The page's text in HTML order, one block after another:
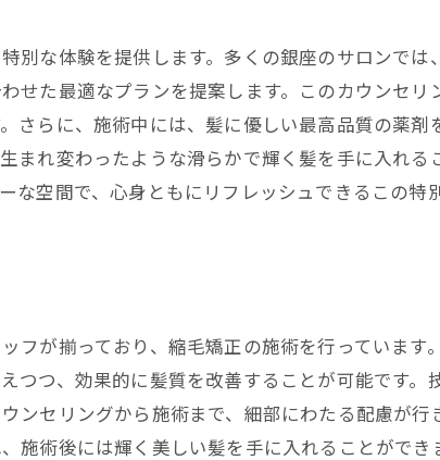
別な体験を提供します。多くの銀座のサロンで
せた最適なプランを提案します。このカウンセリ
さらに、施術中には、髪に優しい最高品質の薬
まれ変わったような滑らかで輝く髪を手に入れる
な空間で、心身ともにリフレッシュできるこの特
フが揃っており、縮毛矯正の施術を行っています
つつ、効果的に髪質を改善することが可能です。
ンセリングから施術まで、細部にわたる配慮が
施術後には輝く美しい髪を手に入れることがで